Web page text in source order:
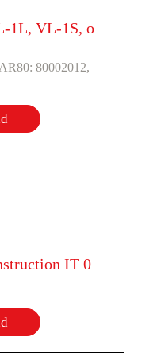
1L, VL-1S, o
80002012,
IT 0